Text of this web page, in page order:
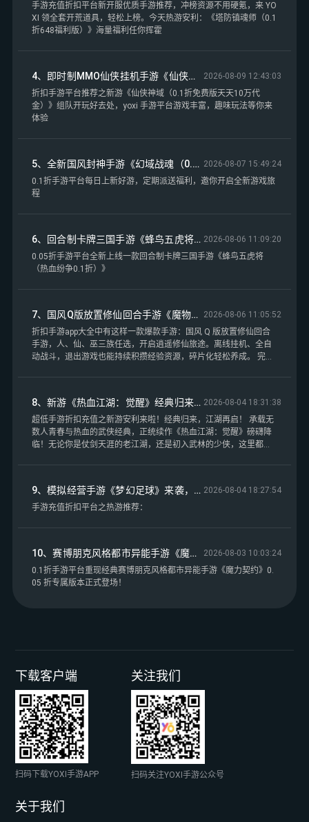
手游充值折扣平台新开服优质手游推荐，冲榜资源不用硬氪，来 YO
XI 领全套开荒道具，轻松上榜。今天热游安利：《塔防镇魂师（0.1
折648福利版）》海量福利任你挥霍
4、即时制MMO仙侠挂机手游《仙侠神域（0.1折免费版天天10万代金）》众多特色玩法等你来体验——折扣手游平台推荐
2026-08-09 12:43:03
折扣手游平台推荐之新游《仙侠神域（0.1折免费版天天10万代
金）》组队开玩好去处，yoxi 手游平台游戏丰富，趣味玩法等你来
体验
5、全新国风封神手游《幻域战魂（0.05折代金毕业版）》开局全场充值畅享0.05折！——0.1折手游平台 2026-08-07 15:49:24
0.1折手游平台每日上新好游，定期派送福利，邀你开启全新游戏旅
程
6、回合制卡牌三国手游《蜂鸟五虎将（热血纷争0.1折）》永久0.1折版本重磅来袭——0.05折手游平台 2026-08-06 11:09:20
0.05折手游平台全新上线一款回合制卡牌三国手游《蜂鸟五虎将
（热血纷争0.1折）》
7、国风Q版放置修仙回合手游《魔物迷宫（0.05折一剑求魔）》开启逍遥修仙旅途——折扣手游app大全
2026-08-06 11:05:52
折扣手游app大全中有这样一款爆款手游：国风 Q 版放置修仙回合
手游，人、仙、巫三族任选，开启逍遥修仙旅途。离线挂机、全自
动战斗，退出游戏也能持续积攒经验资源，碎片化轻松养成。 完善
从凡人一步步修炼登顶，邂逅三界风光，闯荡仙侠大世界。
8、新游《热血江湖：觉醒》经典归来，江湖再启！——超低手游折扣充值 2026-08-04 18:31:38
超低手游折扣充值之新游安利来啦！经典归来，江湖再启！ 承载无
数人青春与热血的武侠经典，正统续作《热血江湖：觉醒》磅礴降
临！无论你是仗剑天涯的老江湖，还是初入武林的少侠，这里都有
9、模拟经营手游《梦幻足球》来袭，冠军之路，由你开启！——手游充值折扣平台 2026-08-04 18:27:54
手游充值折扣平台之热游推荐：
10、赛博朋克风格都市异能手游《魔力契约》0.05 折专属版本正式登场！——0.1折手游平台
2026-08-03 10:03:24
0.1折手游平台重现经典赛博朋克风格都市异能手游《魔力契约》0.
05 折专属版本正式登场！
下载客户端
扫码下载YOXI手游APP
关注我们
扫码关注YOXI手游公众号
关于我们